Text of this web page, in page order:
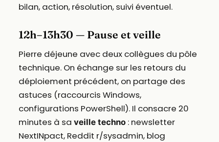
bilan, action, résolution, suivi éventuel.
12h–13h30 — Pause et veille
Pierre déjeune avec deux collègues du pôle
technique. On échange sur les retours du
déploiement précédent, on partage des
astuces (raccourcis Windows,
configurations PowerShell). Il consacre 20
minutes à sa veille techno: newsletter
NextINpact, Reddit r/sysadmin, blog